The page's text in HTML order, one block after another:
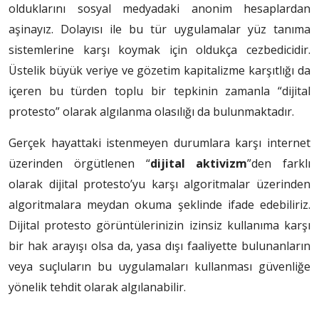
olduklarını sosyal medyadaki anonim hesaplardan
aşinayız. Dolayısı ile bu tür uygulamalar yüz tanıma
sistemlerine karşı koymak için oldukça cezbedicidir.
Üstelik büyük veriye ve gözetim kapitalizme karşıtlığı da
içeren bu türden toplu bir tepkinin zamanla “dijital
protesto” olarak algılanma olasılığı da bulunmaktadır.
Gerçek hayattaki istenmeyen durumlara karşı internet
üzerinden örgütlenen “dijital aktivizm”den farklı
olarak dijital protesto’yu karşı algoritmalar üzerinden
algoritmalara meydan okuma şeklinde ifade edebiliriz.
Dijital protesto görüntülerinizin izinsiz kullanıma karşı
bir hak arayışı olsa da, yasa dışı faaliyette bulunanların
veya suçluların bu uygulamaları kullanması güvenliğe
yönelik tehdit olarak algılanabilir.